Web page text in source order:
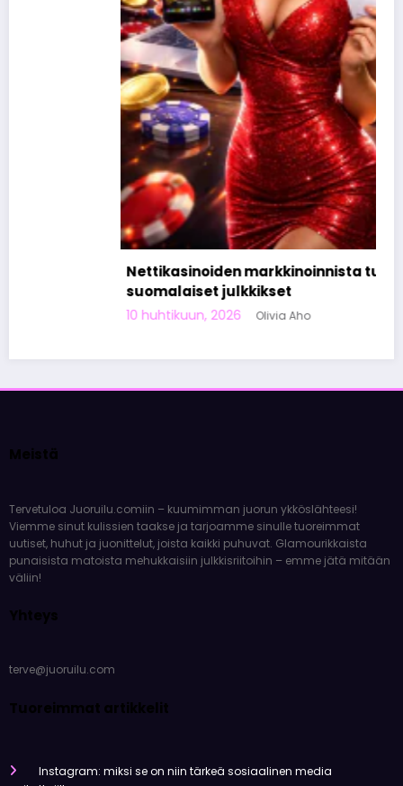
Nettikasinoiden markkinoinnista tunnetut
suomalaiset julkkikset
10 huhtikuun, 2026 Olivia Aho
Meistä
Tervetuloa Juoruilu.comiin – kuumimman juorun ykköslähteesi!
Viemme sinut kulissien taakse ja tarjoamme sinulle tuoreimmat
uutiset, huhut ja juonittelut, joista kaikki puhuvat. Glamourikkaista
punaisista matoista mehukkaisiin julkkisriitoihin – emme jätä mitään
väliin!
Yhteys
terve@juoruilu.com
Tuoreimmat artikkelit
Instagram: miksi se on niin tärkeä sosiaalinen media